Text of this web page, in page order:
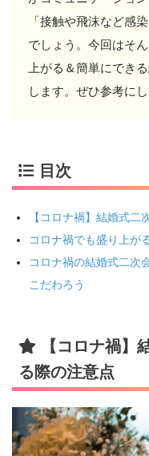
「接触や飛沫など感
でしょう。今回はそ
上がる＆簡単にでき
します。ぜひ参考に
目次
【コロナ禍】結婚式
コロナ禍でも盛り上が
コロナ禍の結婚式二次
こだわろう
【コロナ禍】
る際の注意点